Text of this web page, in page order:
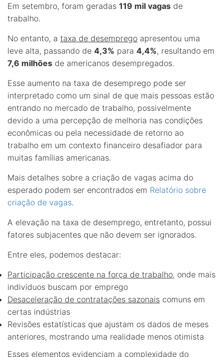
Em setembro, foram geradas 119 mil vagas de
trabalho.
No entanto, a taxa de desemprego apresentou uma
leve alta, passando de 4,3% para 4,4%, resultando em
7,6 milhões de americanos desempregados.
Esse aumento na taxa de desemprego pode ser
interpretado como um sinal de que mais pessoas estão
entrando no mercado de trabalho, possivelmente
devido a uma percepção de melhoria nas condições
econômicas ou pela necessidade de retorno ao
trabalho em um contexto financeiro desafiador para
muitas famílias americanas.
Mais detalhes sobre a criação de vagas acima do
esperado podem ser encontrados em Relatório sobre
criação de vagas.
A elevação na taxa de desemprego, entretanto, possui
fatores subjacentes que não devem ser ignorados.
Entre eles, podemos destacar:
Participação crescente na força de trabalho, onde mais
indivíduos buscam por emprego
Desaceleração de contratações sazonais comuns em
certas indústrias
Revisões estatísticas que ajustam os dados de meses
anteriores, mostrando uma realidade menos otimista
Esses elementos evidenciam a complexidade do